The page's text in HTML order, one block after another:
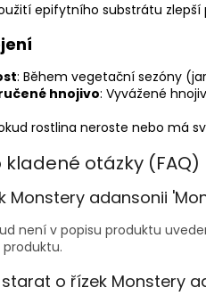
epifytního substrátu zlepší
: Během vegetační sezóny
hnojivo: Vyvážené
rostlina neroste nebo má
otázky (FAQ)
Monstery adansonii
není v popisu produktu
o řízek Monstery